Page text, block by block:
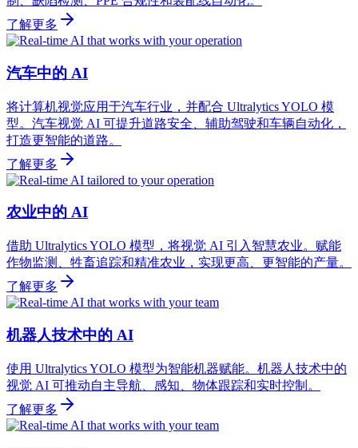
了解更多
汽车中的 AI
将计算机视觉应用于汽车行业，并配合 Ultralytics YOLO 模
型。汽车视觉 AI 可提升道路安全、辅助驾驶和车辆自动化，
打造更智能的道路。
了解更多
农业中的 AI
借助 Ultralytics YOLO 模型，将视觉 AI 引入智慧农业。赋能
作物监测、牲畜追踪和精准农业，实现更高、更智能的产量。
了解更多
机器人技术中的 AI
使用 Ultralytics YOLO 模型为智能机器赋能。机器人技术中的
视觉 AI 可推动自主导航、感知、物体跟踪和实时控制。
了解更多